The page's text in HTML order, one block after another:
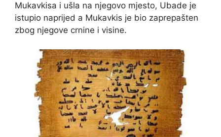
Mukavkisa i ušla na njegovo mjesto, Ubade je
istupio naprijed a Mukavkis je bio zaprepašten
zbog njegove crnine i visine.